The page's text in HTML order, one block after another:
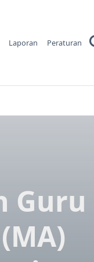
Laporan Peraturan
Guru